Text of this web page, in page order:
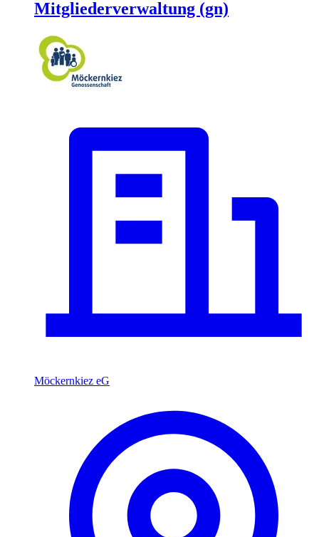
Mitgliederverwaltung (gn)
Möckernkiez eG